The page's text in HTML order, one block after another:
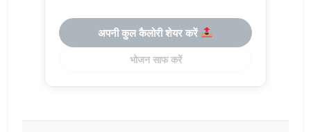
अपनी कुल कैलोरी शेयर करें
भोजन साफ करें